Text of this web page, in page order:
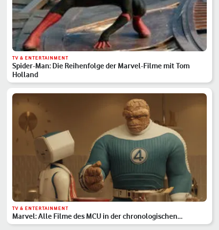
TV & ENTERTAINMENT
Spider-Man: Die Reihenfolge der Marvel-Filme mit Tom
Holland
TV & ENTERTAINMENT
Marvel: Alle Filme des MCU in der chronologischen
Reihenfolge